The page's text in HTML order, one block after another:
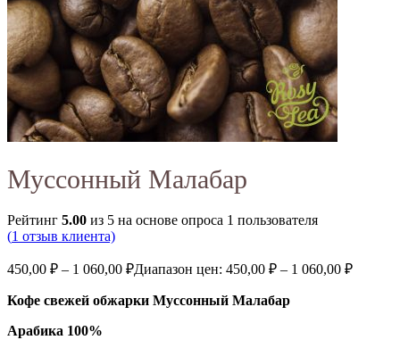
Муссонный Малабар
Рейтинг 5.00 из 5 на основе опроса 1 пользователя
(1 отзыв клиента)
450,00 ₽ – 1 060,00 ₽Диапазон цен: 450,00 ₽ – 1 060,00 ₽
Кофе свежей обжарки Муссонный Малабар
Арабика 100%